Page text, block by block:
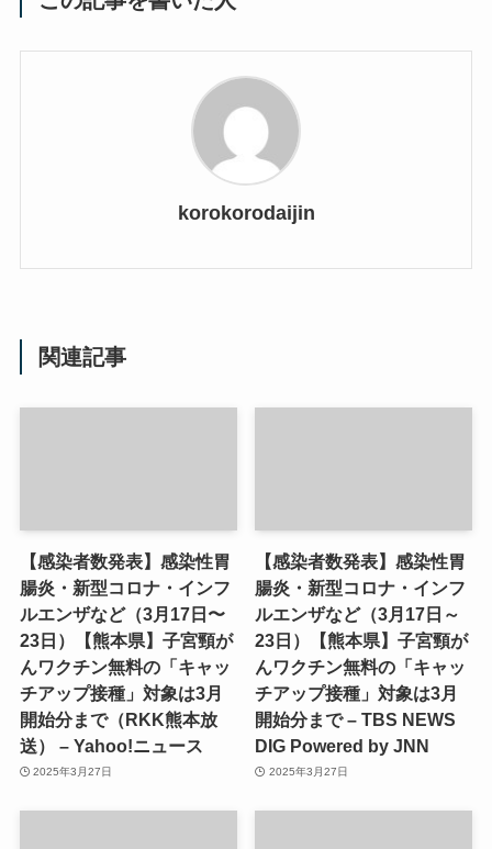
korokorodaijin
関連記事
【感染者数発表】感染性胃
腸炎・新型コロナ・インフ
ルエンザなど（3月17日〜
23日）【熊本県】子宮頸が
んワクチン無料の「キャッ
チアップ接種」対象は3月
開始分まで（RKK熊本放
送） – Yahoo!ニュース
2025年3月27日
【感染者数発表】感染性胃
腸炎・新型コロナ・インフ
ルエンザなど（3月17日～
23日）【熊本県】子宮頸が
んワクチン無料の「キャッ
チアップ接種」対象は3月
開始分まで – TBS NEWS
DIG Powered by JNN
2025年3月27日